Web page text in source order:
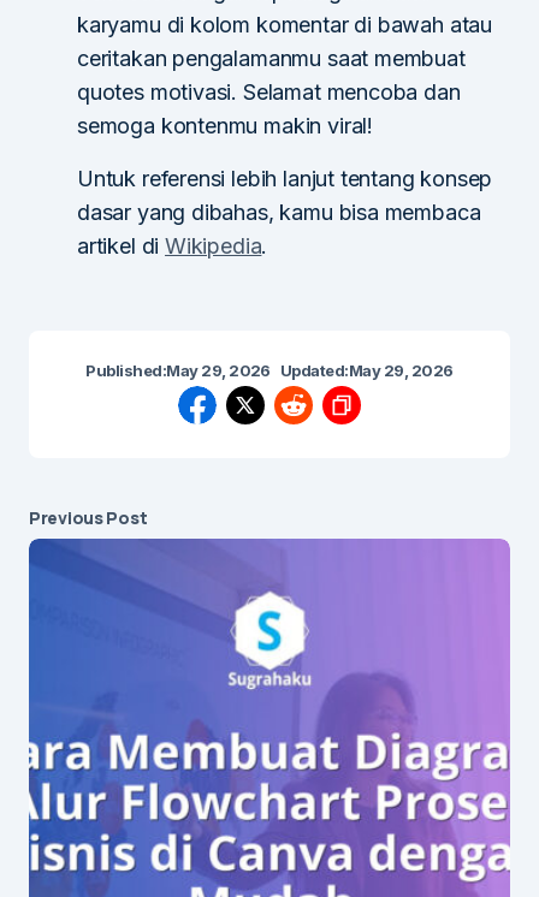
karyamu di kolom komentar di bawah atau
ceritakan pengalamanmu saat membuat
quotes motivasi. Selamat mencoba dan
semoga kontenmu makin viral!
Untuk referensi lebih lanjut tentang konsep
dasar yang dibahas, kamu bisa membaca
artikel diWikipedia.
Published:May 29, 2026 Updated:May 29, 2026
Previous Post